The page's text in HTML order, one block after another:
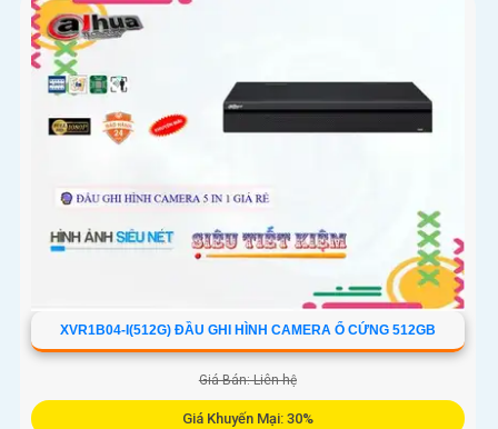
XVR1B04-I(512G) ĐẦU GHI HÌNH CAMERA Ổ CỨNG 512GB
Giá Bán: Liên hệ
Giá Khuyến Mại: 30%